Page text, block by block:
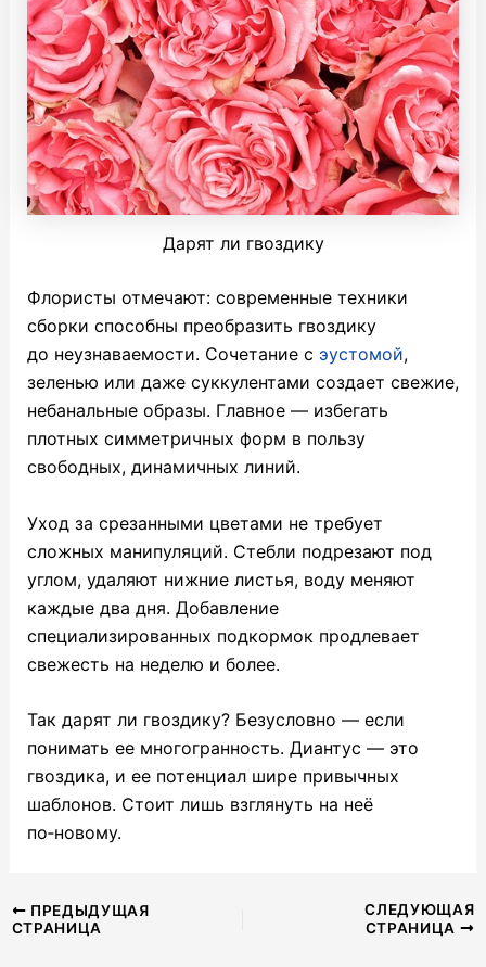
Дарят ли гвоздику
Флористы отмечают: современные техники
сборки способны преобразить гвоздику
до неузнаваемости. Сочетание с эустомой,
зеленью или даже суккулентами создает свежие,
небанальные образы. Главное — избегать
плотных симметричных форм в пользу
свободных, динамичных линий.
Уход за срезанными цветами не требует
сложных манипуляций. Стебли подрезают под
углом, удаляют нижние листья, воду меняют
каждые два дня. Добавление
специализированных подкормок продлевает
свежесть на неделю и более.
Так дарят ли гвоздику? Безусловно — если
понимать ее многогранность. Диантус — это
гвоздика, и ее потенциал шире привычных
шаблонов. Стоит лишь взглянуть на неё
по‑новому.
Навигация
по
ПРЕДЫДУЩАЯ
СТРАНИЦА
СЛЕДУЮЩАЯ
СТРАНИЦА